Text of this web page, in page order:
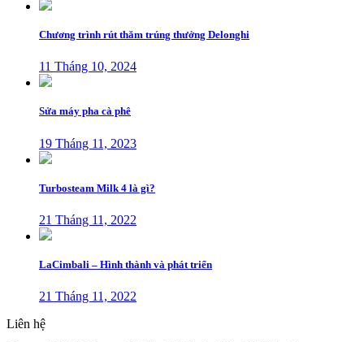
Chương trình rút thăm trúng thưởng Delonghi
11 Tháng 10, 2024
Sửa máy pha cà phê
19 Tháng 11, 2023
Turbosteam Milk 4 là gì?
21 Tháng 11, 2022
LaCimbali – Hình thành và phát triển
21 Tháng 11, 2022
Liên hệ